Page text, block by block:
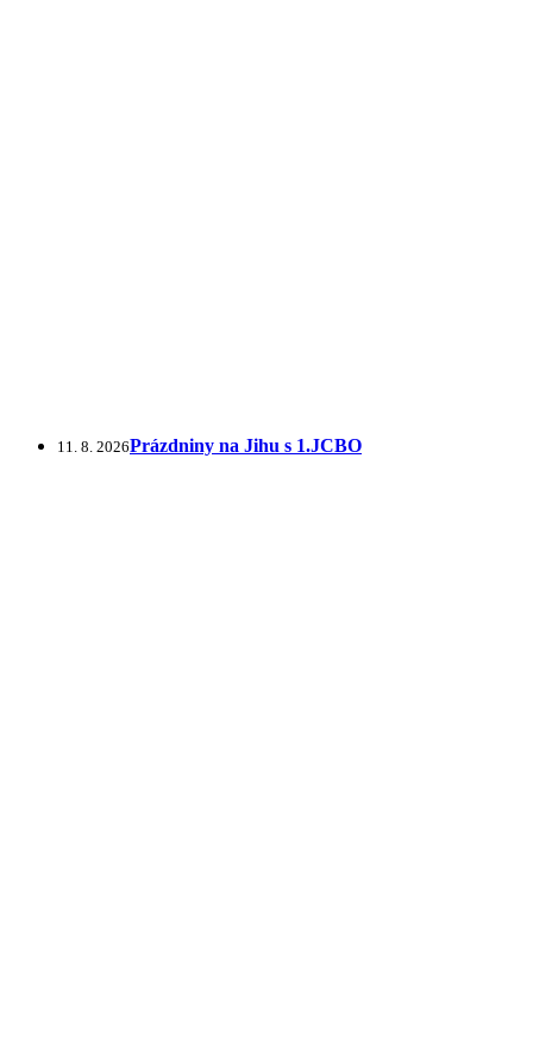
11. 8. 2026Prázdniny na Jihu s 1.JCBO